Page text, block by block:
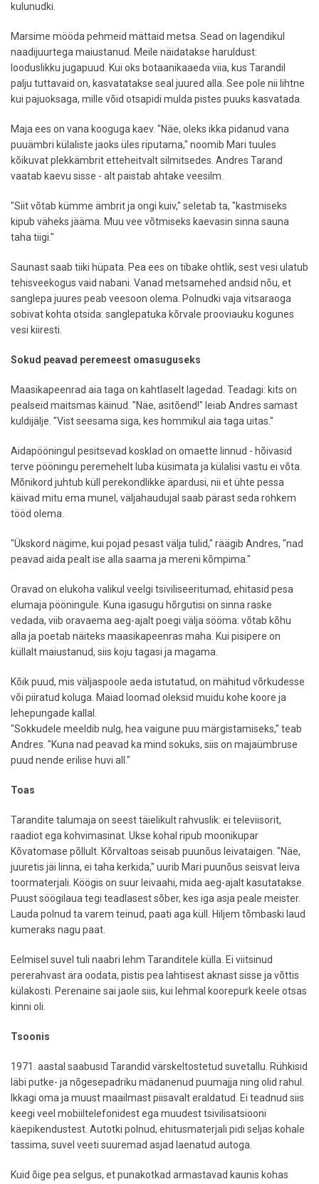
kulunudki.
Marsime mööda pehmeid mättaid metsa. Sead on lagendikul
naadijuurtega maiustanud. Meile näidatakse haruldust:
looduslikku jugapuud. Kui oks botaanikaaeda viia, kus Tarandil
palju tuttavaid on, kasvatatakse seal juured alla. See pole nii lihtne
kui pajuoksaga, mille võid otsapidi mulda pistes puuks kasvatada.
Maja ees on vana kooguga kaev. "Näe, oleks ikka pidanud vana
puuämbri külaliste jaoks üles riputama," noomib Mari tuules
kõikuvat plekkämbrit etteheitvalt silmitsedes. Andres Tarand
vaatab kaevu sisse - alt paistab ahtake veesilm.
"Siit võtab kümme ämbrit ja ongi kuiv," seletab ta, "kastmiseks
kipub väheks jääma. Muu vee võtmiseks kaevasin sinna sauna
taha tiigi."
Saunast saab tiiki hüpata. Pea ees on tibake ohtlik, sest vesi ulatub
tehisveekogus vaid nabani. Vanad metsamehed andsid nõu, et
sanglepa juures peab veesoon olema. Polnudki vaja vitsaraoga
sobivat kohta otsida: sanglepatuka kõrvale prooviauku kogunes
vesi kiiresti.
Sokud peavad peremeest omasuguseks
Maasikapeenrad aia taga on kahtlaselt lagedad. Teadagi: kits on
pealseid maitsmas käinud. "Näe, asitõend!" leiab Andres samast
kuldijälje. "Vist seesama siga, kes hommikul aia taga uitas."
Aidapööningul pesitsevad kosklad on omaette linnud - hõivasid
terve pööningu peremehelt luba küsimata ja külalisi vastu ei võta.
Mõnikord juhtub küll perekondlikke äpardusi, nii et ühte pessa
käivad mitu ema munel, väljahaudujal saab pärast seda rohkem
tööd olema.
"Ükskord nägime, kui pojad pesast välja tulid," räägib Andres, "nad
peavad aida pealt ise alla saama ja mereni kõmpima."
Oravad on elukoha valikul veelgi tsiviliseeritumad, ehitasid pesa
elumaja pööningule. Kuna igasugu hõrgutisi on sinna raske
vedada, viib oravaema aeg-ajalt poegi välja sööma: võtab kõhu
alla ja poetab näiteks maasikapeenras maha. Kui pisipere on
küllalt maiustanud, siis koju tagasi ja magama.
Kõik puud, mis väljaspoole aeda istutatud, on mähitud võrkudesse
või piiratud koluga. Maiad loomad oleksid muidu kohe koore ja
lehepungade kallal.
"Sokkudele meeldib nulg, hea vaigune puu märgistamiseks," teab
Andres. "Kuna nad peavad ka mind sokuks, siis on majaümbruse
puud nende erilise huvi all."
Toas
Tarandite talumaja on seest täielikult rahvuslik: ei televiisorit,
raadiot ega kohvimasinat. Ukse kohal ripub moonikupar
Kõvatomase põllult. Kõrvaltoas seisab puunõus leivataigen. "Näe,
juuretis jäi linna, ei taha kerkida," uurib Mari puunõus seisvat leiva
toormaterjali. Köögis on suur leivaahi, mida aeg-ajalt kasutatakse.
Puust söögilaua tegi teadlasest sõber, kes iga asja peale meister.
Lauda polnud ta varem teinud, paati aga küll. Hiljem tõmbaski laud
kumeraks nagu paat.
Eelmisel suvel tuli naabri lehm Taranditele külla. Ei viitsinud
pererahvast ära oodata, pistis pea lahtisest aknast sisse ja võttis
külakosti. Perenaine sai jaole siis, kui lehmal koorepurk keele otsas
kinni oli.
Tsoonis
1971. aastal saabusid Tarandid värskeltostetud suvetallu. Rühkisid
läbi putke- ja nõgesepadriku mädanenud puumajja ning olid rahul.
Ikkagi oma ja muust maailmast piisavalt eraldatud. Ei teadnud siis
keegi veel mobiiltelefonidest ega muudest tsivilisatsiooni
käepikendustest. Autotki polnud, ehitusmaterjali pidi seljas kohale
tassima, suvel veeti suuremad asjad laenatud autoga.
Kuid õige pea selgus, et punakotkad armastavad kaunis kohas